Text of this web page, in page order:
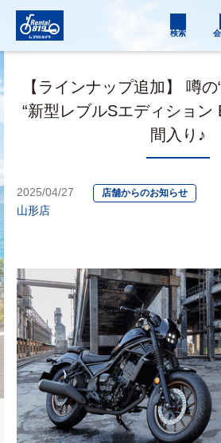
検索
【ラインナップ追加】 噂
“新型レブルSエディション
間入り♪
2025/04/27 店舗からのお知らせ
山形店